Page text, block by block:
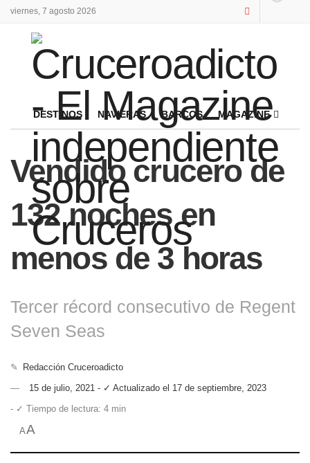
viernes, 7 agosto 2026
DESTINOS NAVIERAS BARCOS MAGAZINE
Vendido crucero de
132 noches en
menos de 3 horas
Tercer récord consecutivo de Regent
Seven Seas
✎
Redacción Cruceroadicto
15 de julio, 2021 - ✓ Actualizado el 17 de septiembre, 2023
- ✓ Tiempo de lectura: 4 min
AA